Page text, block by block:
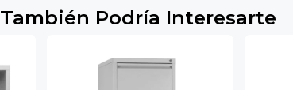
También Podría Interesarte